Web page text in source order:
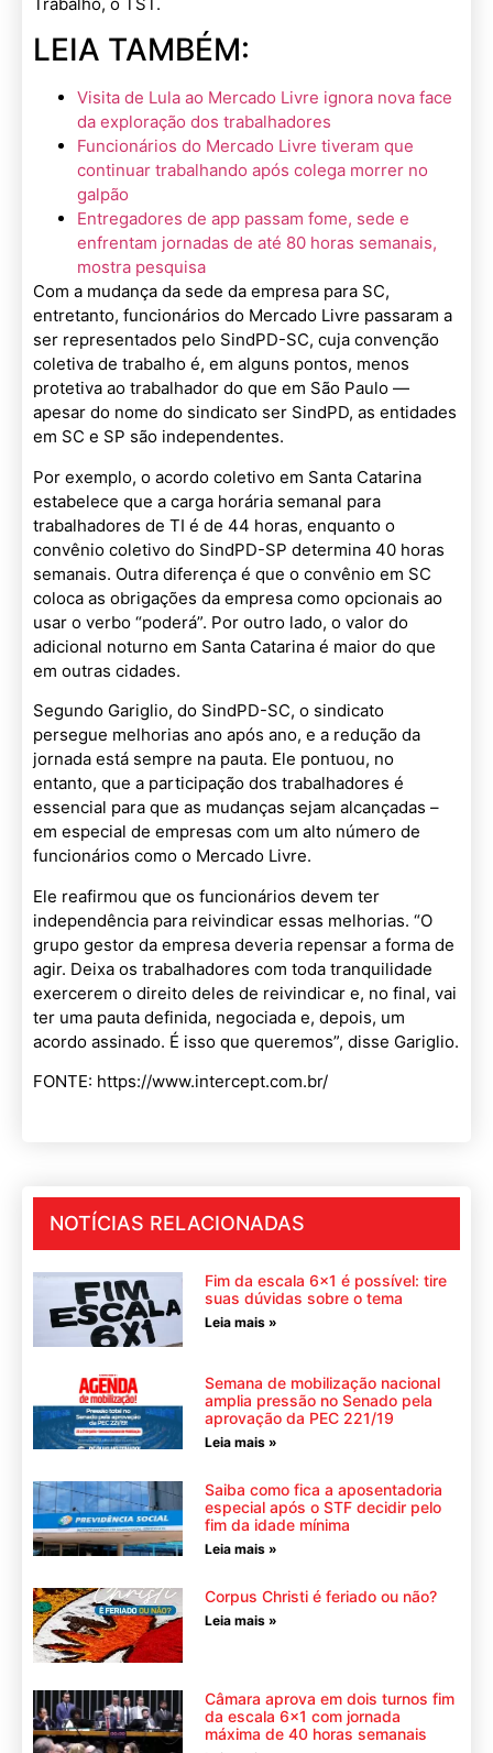
LEIA TAMBÉM:
Visita de Lula ao Mercado Livre ignora nova face
da exploração dos trabalhadores
Funcionários do Mercado Livre tiveram que
continuar trabalhando após colega morrer no
galpão
Entregadores de app passam fome, sede e
enfrentam jornadas de até 80 horas semanais,
mostra pesquisa
Com a mudança da sede da empresa para SC,
entretanto, funcionários do Mercado Livre passaram a
ser representados pelo SindPD-SC, cuja convenção
coletiva de trabalho é, em alguns pontos, menos
protetiva ao trabalhador do que em São Paulo —
apesar do nome do sindicato ser SindPD, as entidades
em SC e SP são independentes.
Por exemplo, o acordo coletivo em Santa Catarina
estabelece que a carga horária semanal para
trabalhadores de TI é de 44 horas, enquanto o
convênio coletivo do SindPD-SP determina 40 horas
semanais. Outra diferença é que o convênio em SC
coloca as obrigações da empresa como opcionais ao
usar o verbo “poderá”. Por outro lado, o valor do
adicional noturno em Santa Catarina é maior do que
em outras cidades.
Segundo Gariglio, do SindPD-SC, o sindicato
persegue melhorias ano após ano, e a redução da
jornada está sempre na pauta. Ele pontuou, no
entanto, que a participação dos trabalhadores é
essencial para que as mudanças sejam alcançadas –
em especial de empresas com um alto número de
funcionários como o Mercado Livre.
Ele reafirmou que os funcionários devem ter
independência para reivindicar essas melhorias. “O
grupo gestor da empresa deveria repensar a forma de
agir. Deixa os trabalhadores com toda tranquilidade
exercerem o direito deles de reivindicar e, no final, vai
ter uma pauta definida, negociada e, depois, um
acordo assinado. É isso que queremos”, disse Gariglio.
FONTE: https://www.intercept.com.br/
NOTÍCIAS RELACIONADAS
Fim da escala 6×1 é possível: tire
suas dúvidas sobre o tema
Leia mais »
Semana de mobilização nacional
amplia pressão no Senado pela
aprovação da PEC 221/19
Leia mais »
Saiba como fica a aposentadoria
especial após o STF decidir pelo
fim da idade mínima
Leia mais »
Corpus Christi é feriado ou não?
Leia mais »
Câmara aprova em dois turnos fim
da escala 6×1 com jornada
máxima de 40 horas semanais